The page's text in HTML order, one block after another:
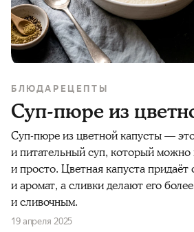
БЛЮДА РЕЦЕПТЫ
Суп-пюре из
Суп-пюре из цветной капусты —
и питательный суп, который можно
и просто. Цветная капуста
и аромат, а сливки делают его
и сливочным.
19 апреля 2025